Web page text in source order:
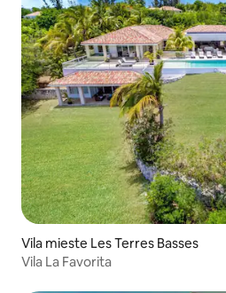
Vila mieste Les Terres Basses
Vila La Favorita